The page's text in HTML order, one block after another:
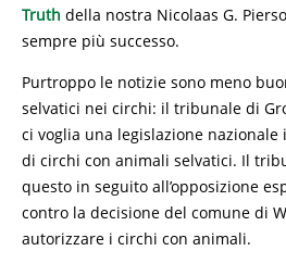
Truth della nostra Nicolaas G.
sempre più successo.
Purtroppo le notizie sono meno
selvatici nei circhi: il tribunale di
ci voglia una legislazione nazionale
di circhi con animali selvatici. Il
questo in seguito all’opposizione
contro la decisione del comune di
autorizzare i circhi con animali.